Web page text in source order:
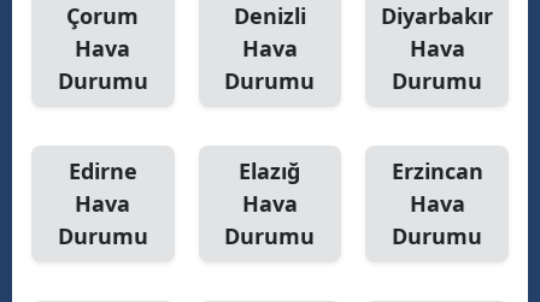
Çorum
Hava
Durumu
Denizli
Hava
Durumu
Diyarbakır
Hava
Durumu
Edirne
Hava
Durumu
Elazığ
Hava
Durumu
Erzincan
Hava
Durumu